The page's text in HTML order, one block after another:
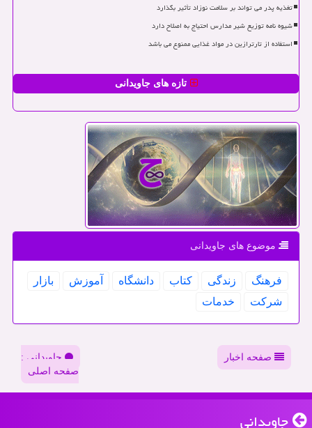
تغذیه پدر می تواند بر سلامت نوزاد تأثیر بگذارد
شیوه نامه توزیع شیر مدارس احتیاج به اصلاح دارد
استفاده از تارترازین در مواد غذایی ممنوع می باشد
تازه های جاویدانی
موضوع های جاویدانی
فرهنگ زندگی كتاب دانشگاه آموزش
بازار
شركت
خدمات
صفحه اخبار
جاویدانی :
صفحه اصلی
جاویدانی